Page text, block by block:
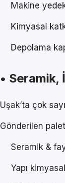
Makine
Kimyasal
Depolama
• Seramik,
Uşak’ta çok
Gönderilen
Seramik &
Yapı